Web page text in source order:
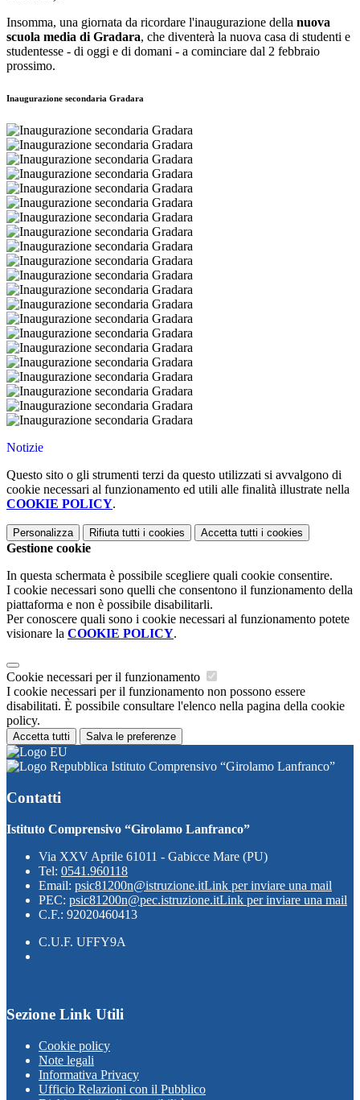
Insomma, una giornata da ricordare l'inaugurazione della nuova
scuola media di Gradara, che diventerà la nuova casa di studenti e
studentesse - di oggi e di domani - a cominciare dal 2 febbraio
prossimo.
Inaugurazione secondaria Gradara
Notizie
Questo sito o gli strumenti terzi da questo utilizzati si avvalgono di
cookie necessari al funzionamento ed utili alle finalità illustrate nella
COOKIE POLICY.
Personalizza Rifiuta tutti i cookies Accetta tutti i cookies
Gestione cookie
In questa schermata è possibile scegliere quali cookie consentire.
I cookie necessari sono quelli che consentono il funzionamento della
piattaforma e non è possibile disabilitarli.
Per conoscere quali sono i cookie necessari al funzionamento potete
visionare la COOKIE POLICY.
Cookie necessari per il funzionamento
I cookie necessari per il funzionamento non possono essere
disabilitati. È possibile consultare l'elenco nella pagina della cookie
policy.
Accetta tutti Salva le preferenze
Istituto Comprensivo “Girolamo Lanfranco”
Contatti
Istituto Comprensivo “Girolamo Lanfranco”
Via XXV Aprile 61011 - Gabicce Mare (PU)
Tel: 0541.960118
Email: psic81200n@istruzione.itLink per inviare una mail
PEC: psic81200n@pec.istruzione.itLink per inviare una mail
C.F.: 92020460413
C.U.F. UFFY9A
Sezione Link Utili
Cookie policy
Note legali
Informativa Privacy
Ufficio Relazioni con il Pubblico